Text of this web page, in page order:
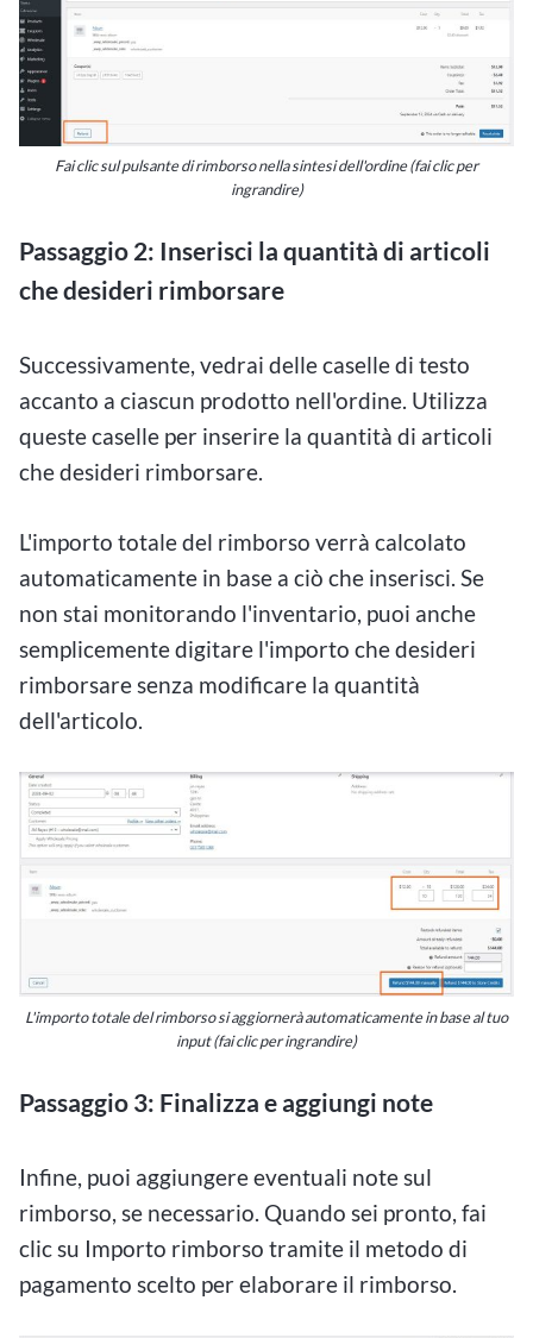
Fai clic sul pulsante di rimborso nella sintesi dell'ordine (fai clic per
ingrandire)
Passaggio 2: Inserisci la quantità di articoli
che desideri rimborsare
Successivamente, vedrai delle caselle di testo
accanto a ciascun prodotto nell'ordine. Utilizza
queste caselle per inserire la quantità di articoli
che desideri rimborsare.
L'importo totale del rimborso verrà calcolato
automaticamente in base a ciò che inserisci. Se
non stai monitorando l'inventario, puoi anche
semplicemente digitare l'importo che desideri
rimborsare senza modificare la quantità
dell'articolo.
L'importo totale del rimborso si aggiornerà automaticamente in base al tuo
input (fai clic per ingrandire)
Passaggio 3: Finalizza e aggiungi note
Infine, puoi aggiungere eventuali note sul
rimborso, se necessario. Quando sei pronto, fai
clic su Importo rimborso tramite il metodo di
pagamento scelto per elaborare il rimborso.